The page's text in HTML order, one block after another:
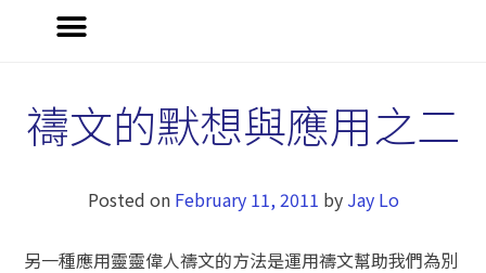
禱文的默想與應用之二
Posted on February 11, 2011 by Jay Lo
另一種應用靈靈偉人禱文的方法是運用禱文幫助我們為別